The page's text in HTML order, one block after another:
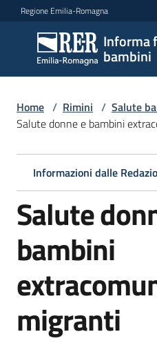
Vai al contenuto
Vai alla navigazione
Vai al footer
Regione Emilia-Romagna
Informa
bambini
Informa
famiglie
e
bambini
Argomenti
Servizi
Centri
le
famiglie
Home / Rimini / Salute
Salute donne e bambini
Informazioni dalle
Salute
bambini
migranti